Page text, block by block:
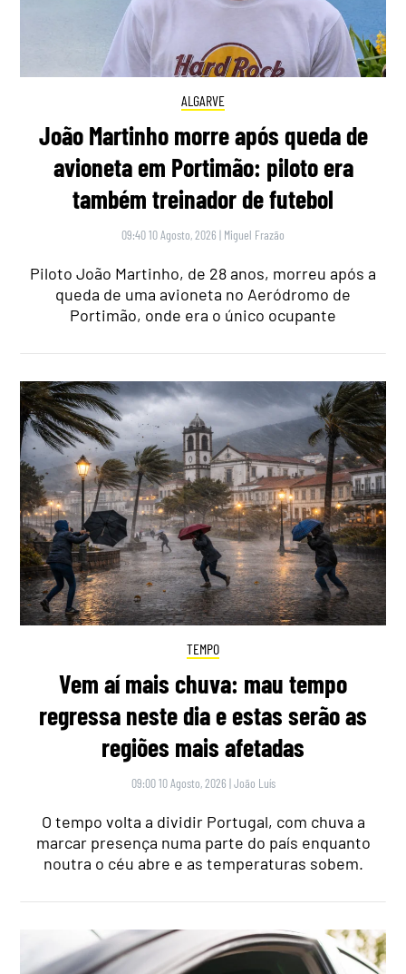
ALGARVE
João Martinho morre após queda de
avioneta em Portimão: piloto era
também treinador de futebol
09:40 10 Agosto, 2026 | Miguel Frazão
Piloto João Martinho, de 28 anos, morreu após a
queda de uma avioneta no Aeródromo de
Portimão, onde era o único ocupante
TEMPO
Vem aí mais chuva: mau tempo
regressa neste dia e estas serão as
regiões mais afetadas
09:00 10 Agosto, 2026 |João Luís
O tempo volta a dividir Portugal, com chuva a
marcar presença numa parte do país enquanto
noutra o céu abre e as temperaturas sobem.